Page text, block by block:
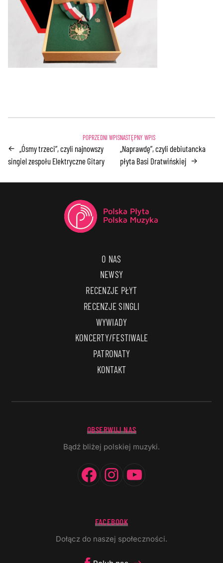
←
„Ósmy trzeci”, czyli najnowszy
singiel zespołu Elektryczne Gitary
„Naprawdę”, czyli debiutancka
płyta Basi Dratwińskiej →
O NAS
NEWSY
RECENZJE PŁYT
RECENZJE SINGLI
WYWIADY
KONCERTY/FESTIWALE
PATRONATY
KONTAKT
OBSERWUJ NAS
Bądź bliżej polskiej muzyki.
Facebook
Instagram
FACEBOOK
Dołącz do naszej społeczności.